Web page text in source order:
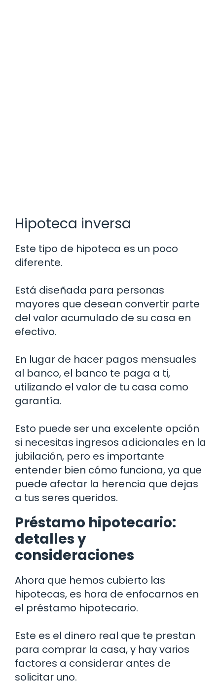
Hipoteca inversa
Este tipo de hipoteca es un poco
diferente.
Está diseñada para personas
mayores que desean convertir parte
del valor acumulado de su casa en
efectivo.
En lugar de hacer pagos mensuales
al banco, el banco te paga a ti,
utilizando el valor de tu casa como
garantía.
Esto puede ser una excelente opción
si necesitas ingresos adicionales en la
jubilación, pero es importante
entender bien cómo funciona, ya que
puede afectar la herencia que dejas
a tus seres queridos.
Préstamo hipotecario:
detalles y
consideraciones
Ahora que hemos cubierto las
hipotecas, es hora de enfocarnos en
el préstamo hipotecario.
Este es el dinero real que te prestan
para comprar la casa, y hay varios
factores a considerar antes de
solicitar uno.